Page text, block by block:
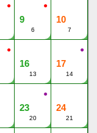
● ●
9
6
10
7
●
16
13
●
17
14
●
23
20
24
21